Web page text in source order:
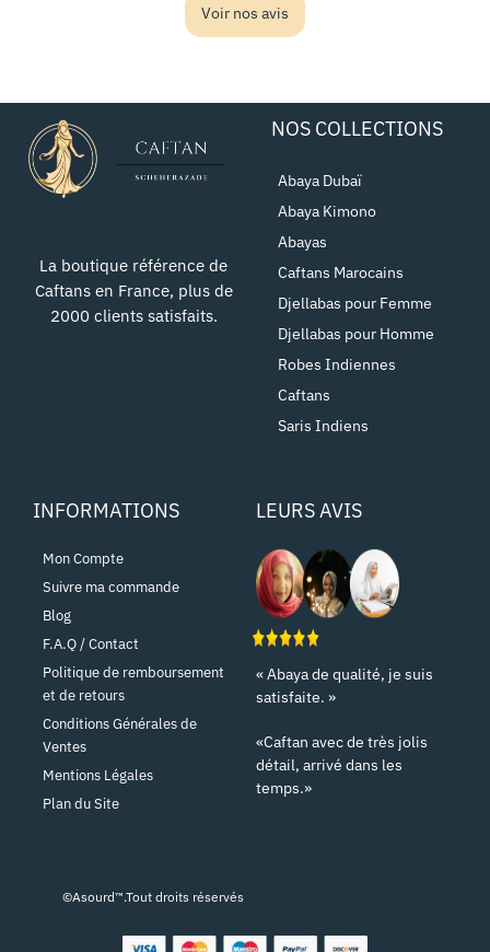
Voir nos avis
La boutique référence de
Caftans en France, plus de
2000 clients satisfaits.
NOS COLLECTIONS
Abaya Dubaï
Abaya Kimono
Abayas
Caftans Marocains
Djellabas pour Femme
Djellabas pour Homme
Robes Indiennes
Caftans
Saris Indiens
INFORMATIONS
Mon Compte
Suivre ma commande
Blog
F.A.Q / Contact
Politique de remboursement
et de retours
Conditions Générales de
Ventes
Mentions Légales
Plan du Site
LEURS AVIS
« Abaya de qualité, je suis
satisfaite. »
«Caftan avec de très jolis
détail, arrivé dans les
temps.»
©Asourd™.Tout droits réservés